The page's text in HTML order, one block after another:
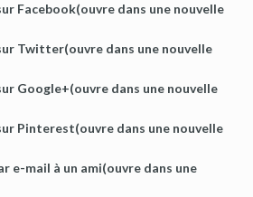
Facebook(ouvre dans une nouvelle
Twitter(ouvre dans une nouvelle
Google+(ouvre dans une nouvelle
Pinterest(ouvre dans une nouvelle
e-mail à un ami(ouvre dans une